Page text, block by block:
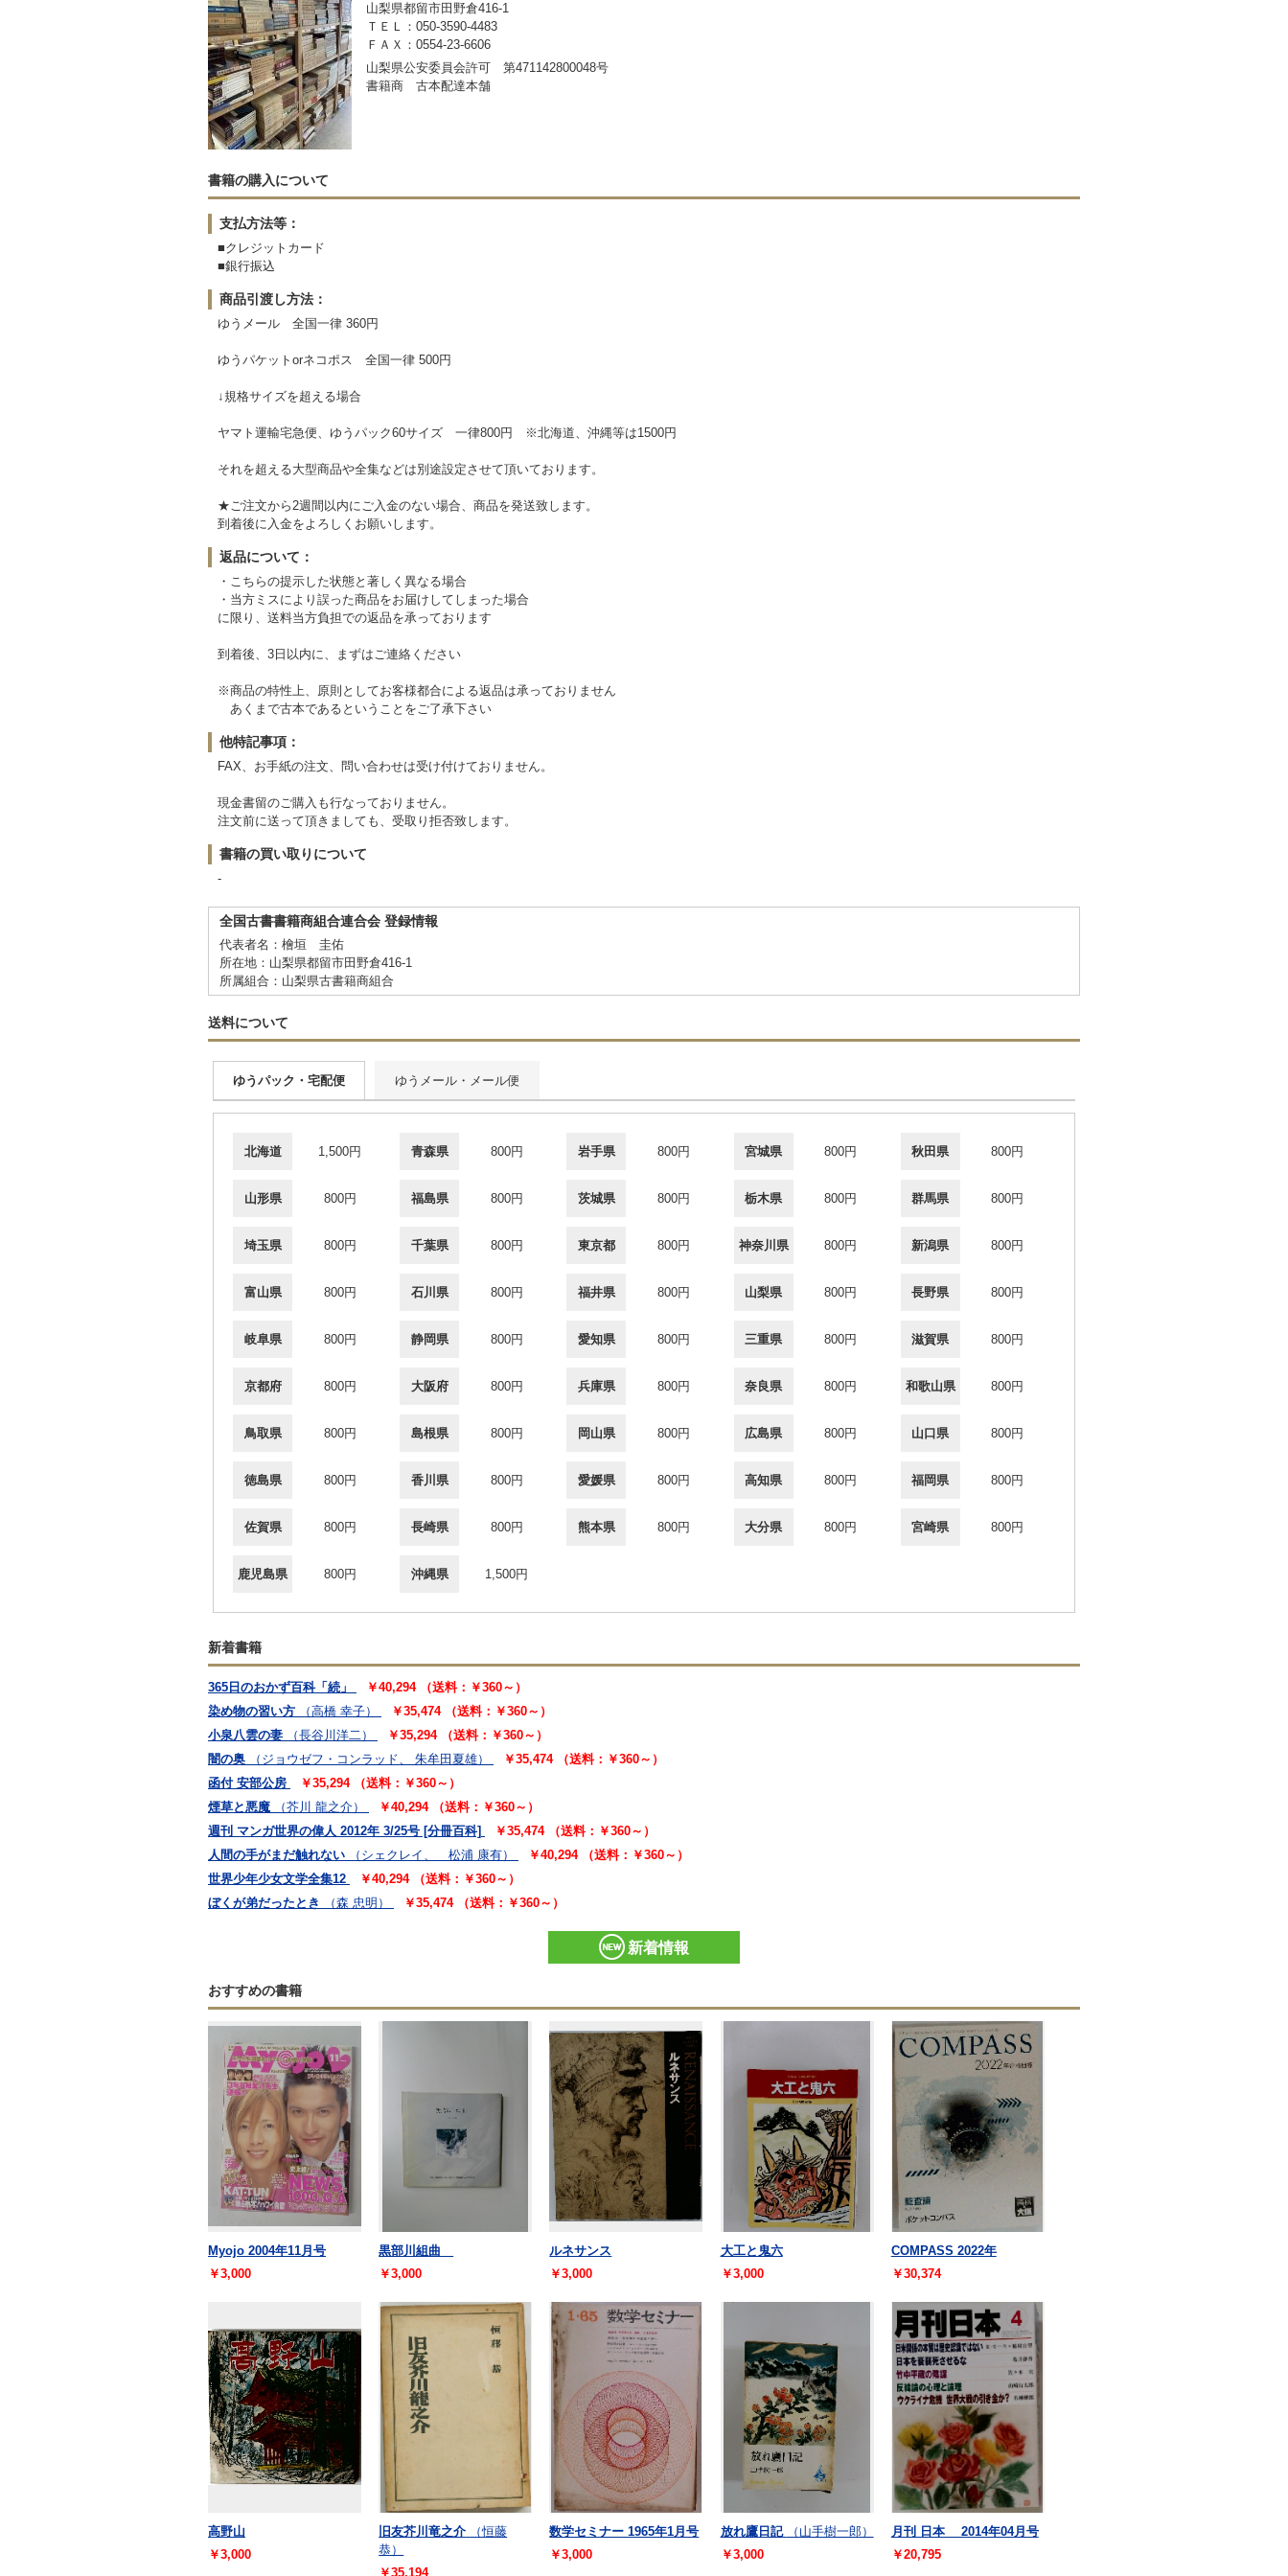
山梨県都留市田野倉416-1
ＴＥＬ：050-3590-4483
ＦＡＸ：0554-23-6606
山梨県公安委員会許可 第471142800048号
書籍商 古本配達本舗
書籍の購入について
支払方法等：
■クレジットカード
■銀行振込
商品引渡し方法：
ゆうメール 全国一律 360円
ゆうパケットorネコポス 全国一律 500円
↓規格サイズを超える場合
ヤマト運輸宅急便、ゆうパック60サイズ 一律800円 ※北海道、沖縄等は1500円
それを超える大型商品や全集などは別途設定させて頂いております。
★ご注文から2週間以内にご入金のない場合、商品を発送致します。
到着後に入金をよろしくお願いします。
返品について：
・こちらの提示した状態と著しく異なる場合
・当方ミスにより誤った商品をお届けしてしまった場合
に限り、送料当方負担での返品を承っております
到着後、3日以内に、まずはご連絡ください
※商品の特性上、原則としてお客様都合による返品は承っておりません
あくまで古本であるということをご了承下さい
他特記事項：
FAX、お手紙の注文、問い合わせは受け付けておりません。
現金書留のご購入も行なっておりません。
注文前に送って頂きましても、受取り拒否致します。
書籍の買い取りについて
-
全国古書書籍商組合連合会 登録情報
代表者名：檜垣 圭佑
所在地：山梨県都留市田野倉416-1
所属組合：山梨県古書籍商組合
送料について
ゆうパック・宅配便 ゆうメール・メール便
北海道 1,500円 青森県 800円 岩手県 800円 宮城県 800円 秋田県 800円
山形県 800円 福島県 800円 茨城県 800円 栃木県 800円 群馬県 800円
埼玉県 800円 千葉県 800円 東京都 800円 神奈川県 800円 新潟県 800円
富山県 800円 石川県 800円 福井県 800円 山梨県 800円 長野県 800円
岐阜県 800円 静岡県 800円 愛知県 800円 三重県 800円 滋賀県 800円
京都府 800円 大阪府 800円 兵庫県 800円 奈良県 800円 和歌山県 800円
鳥取県 800円 島根県 800円 岡山県 800円 広島県 800円 山口県 800円
徳島県 800円 香川県 800円 愛媛県 800円 高知県 800円 福岡県 800円
佐賀県 800円 長崎県 800円 熊本県 800円 大分県 800円 宮崎県 800円
鹿児島県 800円 沖縄県 1,500円
新着書籍
365日のおかず百科「続」
￥40,294 （送料：￥360～）
染め物の習い方
（高橋 幸子）
￥35,474 （送料：￥360～）
小泉八雲の妻
（長谷川洋二）
￥35,294 （送料：￥360～）
闇の奥
（ジョウゼフ・コンラッド、 朱牟田夏雄）
￥35,474 （送料：￥360～）
函付 安部公房
￥35,294 （送料：￥360～）
煙草と悪魔
（芥川 龍之介）
￥40,294 （送料：￥360～）
週刊 マンガ世界の偉人 2012年 3/25号 [分冊百科]
￥35,474 （送料：￥360～）
人間の手がまだ触れない
（シェクレイ、 松浦 康有）
￥40,294 （送料：￥360～）
世界少年少女文学全集12
￥40,294 （送料：￥360～）
ぼくが弟だったとき
（森 忠明） ￥35,474 （送料：￥360～）
新着情報
おすすめの書籍
Myojo 2004年11月号
￥3,000
黒部川組曲
￥3,000
ルネサンス
￥3,000
大工と鬼六
￥3,000
COMPASS 2022年
￥30,374
高野山
￥3,000
旧友芥川竜之介
（恒藤
恭）
￥35,194
数学セミナー 1965年1月号
￥3,000
放れ鷹日記
（山手樹一郎）
￥3,000
月刊 日本 2014年04月号
￥20,795